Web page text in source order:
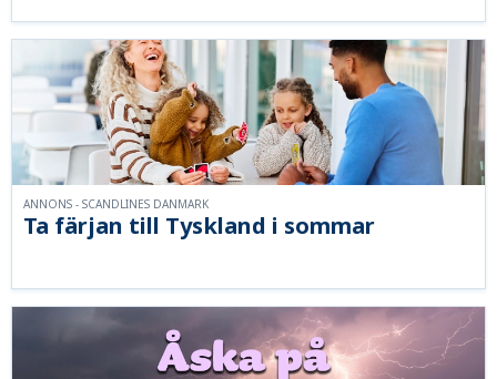
Ta färjan till Tyskland i sommar
ANNONS - SCANDLINES DANMARK